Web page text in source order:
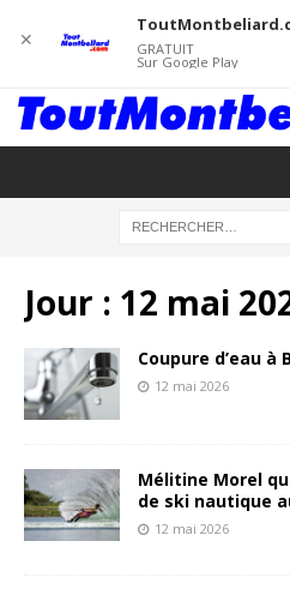
Jour : 12 mai
Coupure d’eau à
12 mai 2026
Mélitine Morel
de ski nautique
12 mai 2026
✕ GRATUIT
Sur Google Play